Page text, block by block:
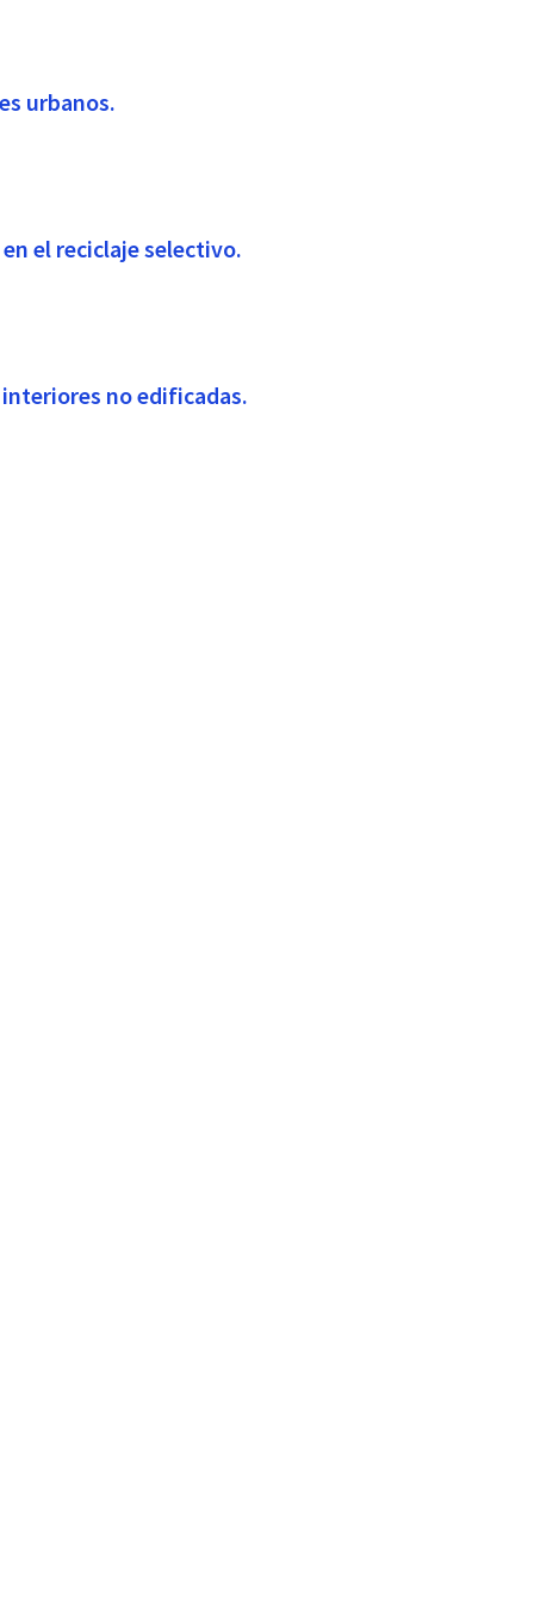
urbanos.
el reciclaje selectivo.
no edificadas.